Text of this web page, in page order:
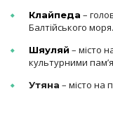
Клайпеда –
Балтійського моря.
Шяуляй – місто
культурними
Утяна – місто на